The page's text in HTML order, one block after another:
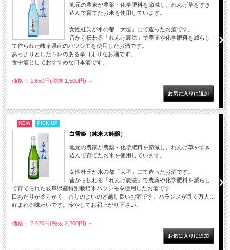
地元の農家が農薬・化学肥料を節減し、れんげ草をすき
込んで育てたお米を使用しています。
女性杜氏が水の都「大垣」にて造ったお酒です。
昔から伝わる「れんげ農法」で農薬や化学肥料を減らし
て作られた岐阜県産のハツシモを使用したお酒です。
あっさりとしたキレのある辛口よりなお酒です。
食中酒としておすすめな日本酒です。
価格： 1,650円(税抜 1,500円) ～
NEW PICK UP
白雪姫（純米大吟醸）
地元の農家が農薬・化学肥料を節減し、れんげ草をすき
込んで育てたお米を使用しています。
女性杜氏が水の都「大垣」にて造ったお酒です。
昔から伝わる「れんげ農法」で農薬や化学肥料を減らし
て育てられた岐阜県産特別栽培米ハツシモを使用したお酒です
口あたりが柔らかく、香りのよいのど越し良いお酒です。バランスが良く万人に
好まれる味わいです。冷やしてお召上がり下さい。
価格： 2,420円(税抜 2,200円) ～